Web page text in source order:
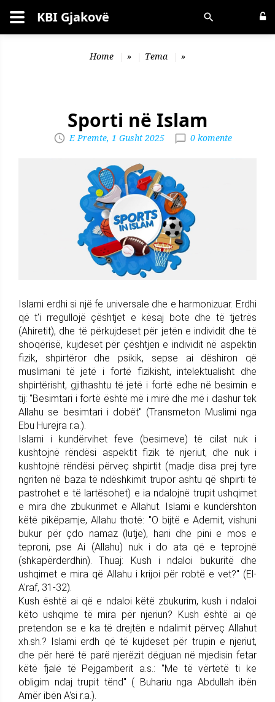
Kërko KBI Gjakovë
Home » Tema »
Sporti në Islam
E Premte, 1 Gusht 2025 0 komente
Islami erdhi si një fe universale dhe e harmonizuar. Erdhi
që t'i rregullojë çështjet e kësaj bote dhe të tjetrës
(Ahiretit), dhe të përkujdeset për jetën e individit dhe të
shoqërisë, kujdeset për çështjen e individit në aspektin
fizik, shpirtëror dhe psikik, sepse ai dëshiron që
muslimani të jetë i fortë fizikisht, intelektualisht dhe
shpirtërisht, gjithashtu të jetë i fortë edhe në besimin e
tij: "Besimtari i fortë është më i mirë dhe më i dashur tek
Allahu se besimtari i dobët" (Transmeton Muslimi nga
Ebu Hurejra r.a.).
Islami i kundërvihet feve (besimeve) të cilat nuk i
kushtojnë rëndësi aspektit fizik të njeriut, dhe nuk i
kushtojnë rëndësi përveç shpirtit (madje disa prej tyre
ngriten në baza të ndëshkimit trupor ashtu që shpirti të
pastrohet e të lartësohet) e ia ndalojnë trupit ushqimet
e mira dhe zbukurimet e Allahut. Islami e kundërshton
këtë pikëpamje, Allahu thotë: "O bijtë e Ademit, vishuni
bukur për çdo namaz (lutje), hani dhe pini e mos e
teproni, pse Ai (Allahu) nuk i do ata që e teprojnë
(shkapërderdhin). Thuaj: Kush i ndaloi bukuritë dhe
ushqimet e mira që Allahu i krijoi për robtë e vet?" (El-
A'raf, 31-32).
Kush është ai që e ndaloi këtë zbukurim, kush i ndaloi
këto ushqime të mira për njeriun? Kush është ai që
pretendon se e ka të drejtën e ndalimit përveç Allahut
xh.sh.? Islami erdh që të kujdeset për trupin e njeriut,
dhe për herë të parë njerëzit dëgjuan në mjedisin fetar
këtë fjalë të Pejgamberit a.s.: "Me të vërtetë ti ke
obligim ndaj trupit tënd" ( Buhariu nga Abdullah ibën
Amër ibën A'si r.a.).